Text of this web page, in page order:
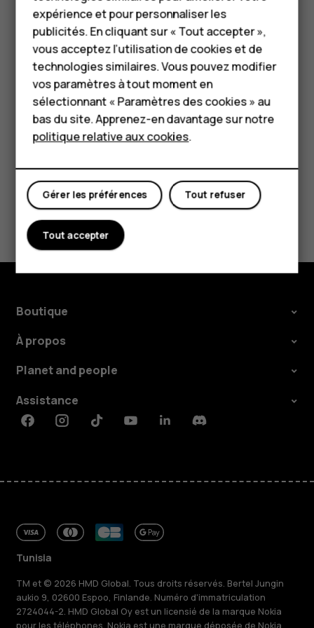
HMD Terra M
Pour les entreprises
Tablettes
Boutique
Mon compte
votre position actuelle, appuyez survotre position
puis recherchez un nouveau point de départ.
Appuyez surDémarrerpour commencer la
navigation.
L'itinéraire apparaît sur la carte ainsi que sa durée estimée.
Pour voir les instructions détaillées, appuyez surÉtapes
Avez-vous trouvé cela utile?
Oui Non
Boutique
À propos
Planet and people
Assistance
FacebookInstagramTiktokYoutubeLinkedinDiscord
Tunisia
TM et © 2026 HMD Global. Tous droits réservés. Bertel Jungin
aukio 9, 02600 Espoo, Finlande. Numéro d'immatriculation
2724044-2. HMD Global Oy est un licensié de la marque Nokia
expérience et pour personnaliser les
publicités. En cliquant sur « Tout accepter »,
vous acceptez l’utilisation de cookies et de
technologies similaires. Vous pouvez modifier
vos paramètres à tout moment en
sélectionnant « Paramètres des cookies » au
bas du site. Apprenez-en davantage sur notre
politique relative aux cookies.
Tout refuser
Gérer les préférences
Tout accepter